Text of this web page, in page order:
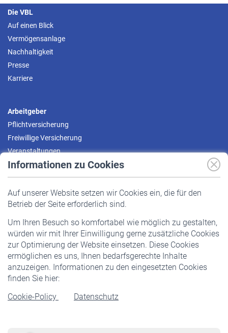
Informationen zu Cookies
Auf unserer Website setzen wir Cookies ein, die für den
Betrieb der Seite erforderlich sind.
Um Ihren Besuch so komfortabel wie möglich zu gestalten,
würden wir mit Ihrer Einwilligung gerne zusätzliche Cookies
zur Optimierung der Website einsetzen. Diese Cookies
ermöglichen es uns, Ihnen bedarfsgerechte Inhalte
anzuzeigen. Informationen zu den eingesetzten Cookies
finden Sie hier:
Cookie-Policy
Datenschutz
Die VBL
Auf einen Blick
Vermögensanlage
Nachhaltigkeit
Presse
Karriere
Arbeitgeber
Pflichtversicherung
Freiwillige Versicherung
Veranstaltungen
Pflichtversicherung
Staatliche Förderung
Veranstaltungen
Rentner
Rentenbeginn
Rente beantragen